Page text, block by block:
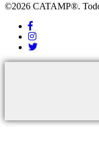
©2026 CATAMP®.